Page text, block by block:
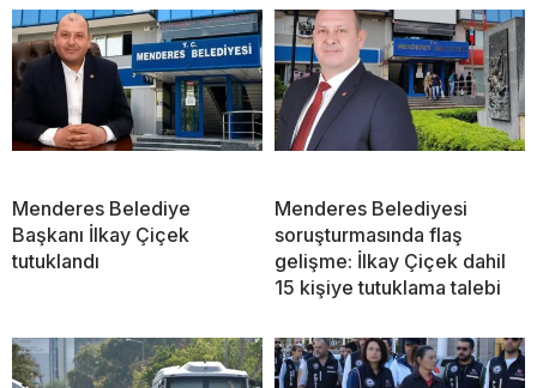
Menderes Belediye
Başkanı İlkay Çiçek
tutuklandı
Menderes Belediyesi
soruşturmasında flaş
gelişme: İlkay Çiçek dahil
15 kişiye tutuklama talebi